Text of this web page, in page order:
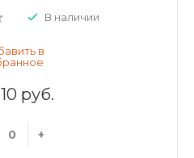
В наличии
руб.
+